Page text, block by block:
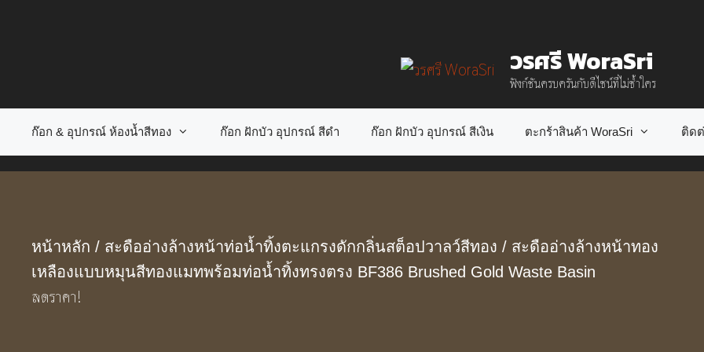
วรศรี WoraSri
ฟังก์ชันครบครันกับดีไซน์ที่ไม่ซ้ำใคร
ก๊อก & อุปกรณ์ ห้องน้ำสีทอง ก๊อก ฝักบัว อุปกรณ์ สีดำ ก๊อก ฝักบัว อุปกรณ์ สีเงิน ตะกร้าสินค้า WoraSri ติด
หน้าหลัก / สะดืออ่างล้างหน้าท่อน้ำทิ้งตะแกรงดักกลิ่นสต็อปวาลว์สีทอง / สะดืออ่างล้างหน้าทอง
เหลืองแบบหมุนสีทองแมทพร้อมท่อน้ำทิ้งทรงตรง BF386 Brushed Gold Waste Basin
ลดราคา!